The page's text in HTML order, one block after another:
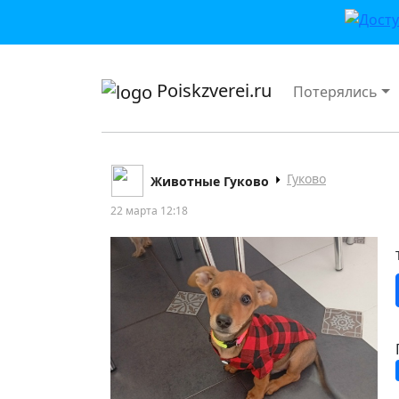
Poiskzverei.ru Потерялись
Животные Гуково Гуково
22 марта 12:18